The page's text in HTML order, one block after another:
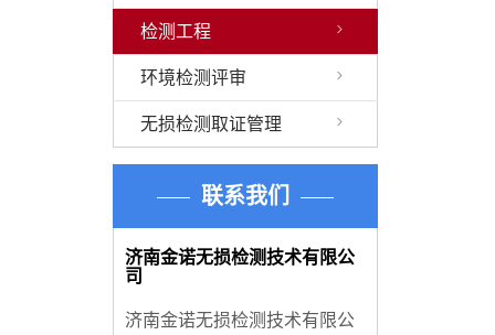
检测工程
环境检测评审
无损检测取证管理
联系我们
济南金诺无损检测技术有限公
司
济南金诺无损检测技术有限公